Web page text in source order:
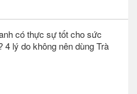
có thực sự tốt cho sức
4 lý do không nên dùng Trà